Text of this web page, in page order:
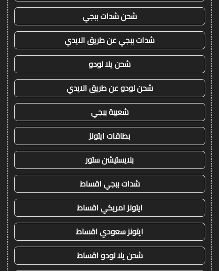
شحن شدات ببجي
شدات ببجي عن طريق الايدي
شحن يلا لودو
شحن لودو عن طريق الايدي
شعبية ببجي
بطاقات ايتونز
بلايستيشن ستور
شدات ببجي اقساط
ايتونز امريكي اقساط
ايتونز سعودي اقساط
شحن يلا لودو اقساط